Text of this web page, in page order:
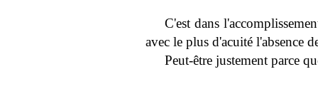
C'est dans
avec le plus d'acuité l'absence
Peut-être justement parce